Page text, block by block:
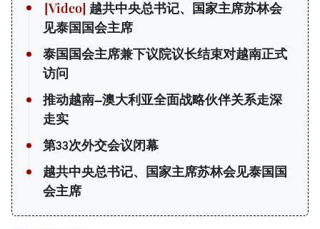
越共中央总书记、国家主席苏林会
见泰国国会主席
泰国国会主席兼下议院议长结束对越南正式
访问
推动越南—澳大利亚全面战略伙伴关系走深
走实
第33次外交会议闭幕
越共中央总书记、国家主席苏林会见泰国国
会主席